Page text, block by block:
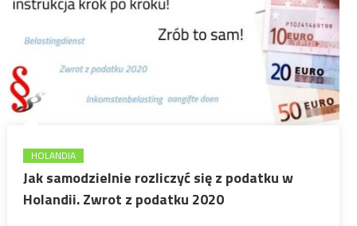
HOLANDIA
Jak samodzielnie rozliczyć się z podatku w
Holandii. Zwrot z podatku 2020